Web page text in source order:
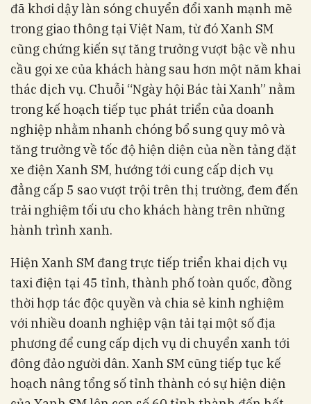
đã khơi dậy làn sóng chuyển đổi xanh mạnh mẽ
trong giao thông tại Việt Nam, từ đó Xanh SM
cũng chứng kiến sự tăng trưởng vượt bậc về nhu
cầu gọi xe của khách hàng sau hơn một năm khai
thác dịch vụ. Chuỗi “Ngày hội Bác tài Xanh” nằm
trong kế hoạch tiếp tục phát triển của doanh
nghiệp nhằm nhanh chóng bổ sung quy mô và
tăng trưởng về tốc độ hiện diện của nền tảng đặt
xe điện Xanh SM, hướng tới cung cấp dịch vụ
đẳng cấp 5 sao vượt trội trên thị trường, đem đến
trải nghiệm tối ưu cho khách hàng trên những
hành trình xanh.
Hiện Xanh SM đang trực tiếp triển khai dịch vụ
taxi điện tại 45 tỉnh, thành phố toàn quốc, đồng
thời hợp tác độc quyền và chia sẻ kinh nghiệm
với nhiều doanh nghiệp vận tải tại một số địa
phương để cung cấp dịch vụ di chuyển xanh tới
đông đảo người dân. Xanh SM cũng tiếp tục kế
hoạch nâng tổng số tỉnh thành có sự hiện diện